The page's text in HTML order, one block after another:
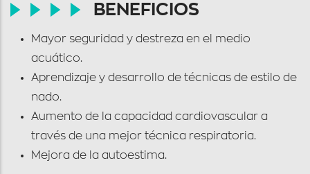
BENEFICIOS
Mayor seguridad y destreza en el medio
acuático.
Aprendizaje y desarrollo de técnicas de estilo de
nado.
Aumento de la capacidad cardiovascular a
través de una mejor técnica respiratoria.
Mejora de la autoestima.